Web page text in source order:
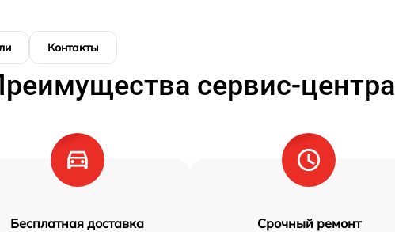
Контакты
сервис-центра
Бесплатная доставка Срочный ремонт